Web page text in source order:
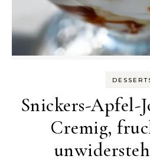
Snickers-Apfel-
Cremig,